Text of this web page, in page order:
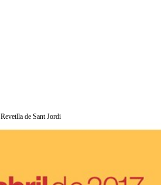
Revetlla de Sant Jordi